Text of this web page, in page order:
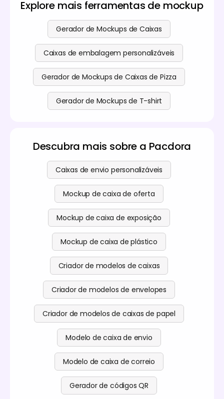
Ficheiros de Dieline para impressão nítida e
produção direta.
Links partilháveis para recolher feedback
imediato da sua equipa.
Consulte simplesmente a nossapágina de preços
para mais detalhes.
Explore mais ferramentas de mockup
Gerador de Mockups de Caixas
Caixas de embalagem personalizáveis
Gerador de Mockups de Caixas de Pizza
Gerador de Mockups de T-shirt
Descubra mais sobre a Pacdora
Caixas de envio personalizáveis
Mockup de caixa de oferta
Mockup de caixa de exposição
Mockup de caixa de plástico
Criador de modelos de caixas
Criador de modelos de envelopes
Criador de modelos de caixas de papel
Modelo de caixa de envio
Modelo de caixa de correio
Gerador de códigos QR